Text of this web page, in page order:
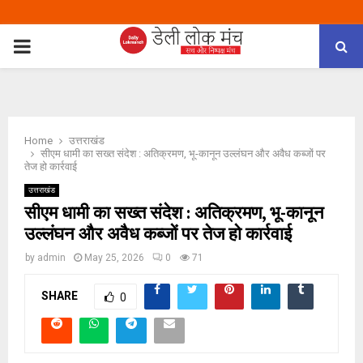
PRIMARY
Home
उत्तराखंड
सीएम धामी का सख्त संदेश : अतिक्रमण, भू-कानून उल्लंघन और अवैध कब्जों पर
तेज हो कार्रवाई
उत्तराखंड
सीएम धामी का सख्त संदेश : अतिक्रमण, भू-कानून
उल्लंघन और अवैध कब्जों पर तेज हो कार्रवाई
by admin May 25, 2026 0 71
SHARE 0